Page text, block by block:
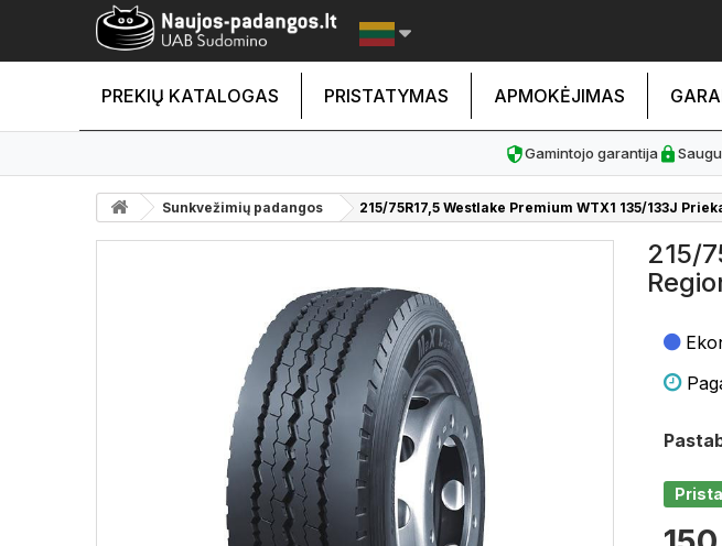
PREKIŲ KATALOGAS PRISTATYMAS APMOKĖJIMAS
Gamintojo garantija
Sunkvežimių padangos 215/75R17,5 Westlake Premium WTX1 135/133J
215/